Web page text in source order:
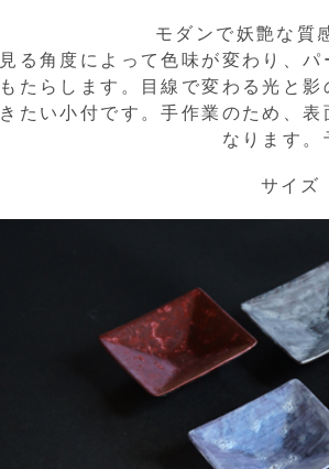
モダンで妖艶な質
見る角度によって色味が変わり、
もたらします。目線で変わる光と
きたい小付です。手作業のため、
なります。
サイズ